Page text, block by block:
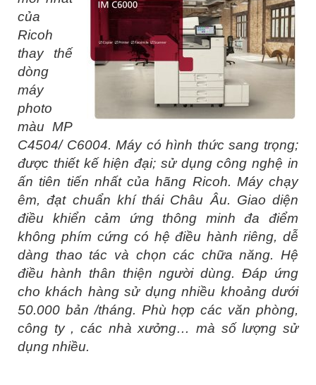
của
Ricoh
thay thế
dòng
máy
photo
màu MP
C4504/ C6004. Máy có hình thức sang trọng;
được thiết kế hiện đại; sử dụng công nghệ in
ấn tiên tiến nhất của hãng Ricoh. Máy chạy
êm, đạt chuẩn khí thái Châu Âu. Giao diện
điều khiển cảm ứng thông minh đa điểm
không phím cứng có hệ điều hành riêng, dễ
dàng thao tác và chọn các chữa năng. Hệ
điều hành thân thiện người dùng. Đáp ứng
cho khách hàng sử dụng nhiều khoảng dưới
50.000 bản /tháng. Phù hợp các văn phòng,
công ty , các nhà xưởng… mà số lượng sử
dụng nhiều.